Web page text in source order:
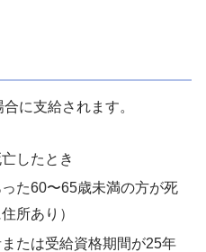
に支給されます。
したとき
た60〜65歳未満の方が死
所あり）
たは受給資格期間が25年